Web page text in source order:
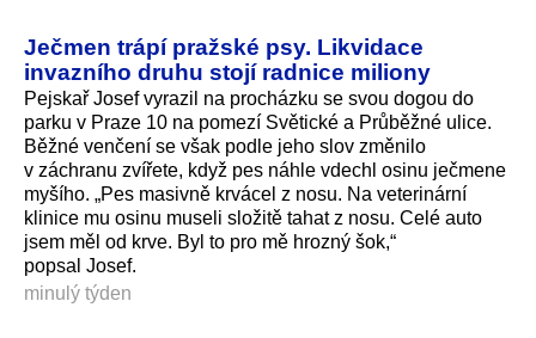
Ječmen trápí pražské psy. Likvidace
invazního druhu stojí radnice miliony
Pejskař Josef vyrazil na procházku se svou dogou do
parku v Praze 10 na pomezí Světické a Průběžné ulice.
Běžné venčení se však podle jeho slov změnilo
v záchranu zvířete, když pes náhle vdechl osinu ječmene
myšího. „Pes masivně krvácel z nosu. Na veterinární
klinice mu osinu museli složitě tahat z nosu. Celé auto
jsem měl od krve. Byl to pro mě hrozný šok,“
popsal Josef.
minulý týden